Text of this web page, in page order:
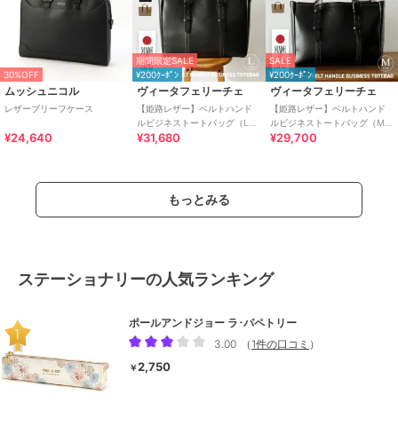
30%OFF
ムッシュニコル
レザーブリーフケース
¥24,640
期間限定SALE
¥200ｸｰﾎﾟﾝ
ヴィータフェリーチェ
【姫路レザー】ベルトハンド
ルビジネストートバッグ（L）
【aroco/アロコ】
¥31,680
SALE
¥200ｸｰﾎﾟﾝ
ヴィータフェリーチェ
【姫路レザー】ベルトハンド
ルビジネストートバッグ（M）
【aroco/アロコ】
¥29,700
もっとみる
ステーショナリーの人気ランキング
ポールアンドジョー ラ･パペトリー
3.00
（ 1件の口コミ ）
￥2,750